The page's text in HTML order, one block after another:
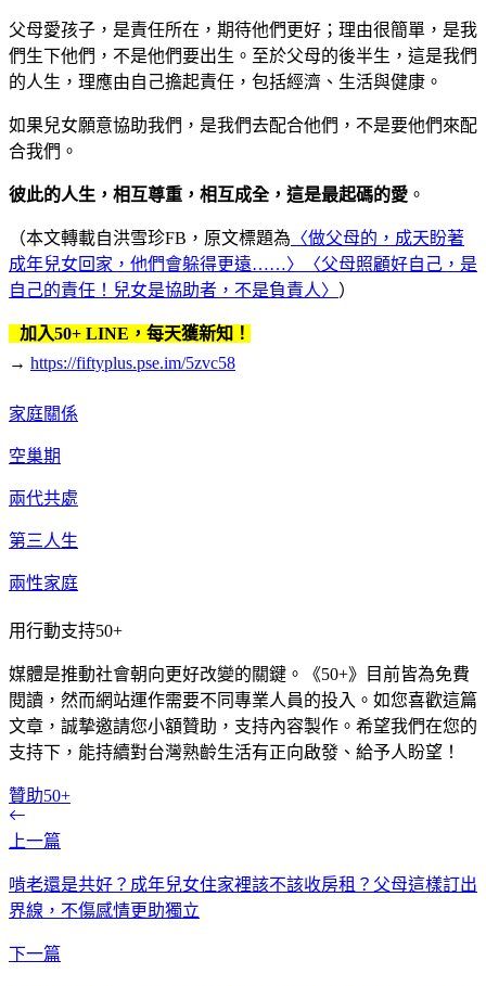
父母愛孩子，是責任所在，期待他們更好；理由很簡單，是我
們生下他們，不是他們要出生。至於父母的後半生，這是我們
的人生，理應由自己擔起責任，包括經濟、生活與健康。
如果兒女願意協助我們，是我們去配合他們，不是要他們來配
合我們。
彼此的人生，相互尊重，相互成全，這是最起碼的愛 。
（本文轉載自洪雪珍FB，原文標題為 〈做父母的，成天盼著
成年兒女回家，他們會躲得更遠……〉
〈父母照顧好自己，是
自己的責任！兒女是協助者，不是負責人〉 ）
加入50+ LINE，每天獲新知！
→ https://fiftyplus.pse.im/5zvc58
家庭關係
空巢期
兩代共處
第三人生
兩性家庭
用行動支持50+
媒體是推動社會朝向更好改變的關鍵。《50+》目前皆為免費
閱讀，然而網站運作需要不同專業人員的投入。如您喜歡這篇
文章，誠摯邀請您小額贊助，支持內容製作。希望我們在您的
支持下，能持續對台灣熟齡生活有正向啟發、給予人盼望！
贊助50+
上一篇
啃老還是共好？成年兒女住家裡該不該收房租？父母這樣訂出
界線，不傷感情更助獨立
下一篇